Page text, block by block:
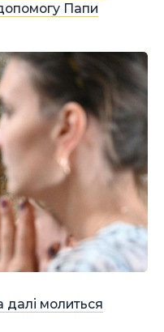
Папи
далі молиться